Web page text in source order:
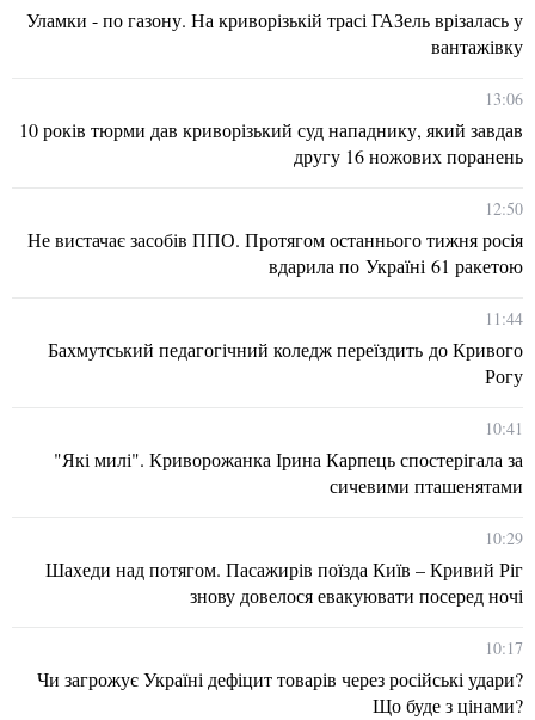
Уламки - по газону. На криворізькій трасі ГАЗель врізалась у
вантажівку
13:06
10 років тюрми дав криворізький суд нападнику, який завдав
другу 16 ножових поранень
12:50
Не вистачає засобів ППО. Протягом останнього тижня росія
вдарила по Україні 61 ракетою
11:44
Бахмутський педагогічний коледж переїздить до Кривого
Рогу
10:41
"Які милі". Криворожанка Ірина Карпець спостерігала за
сичевими пташенятами
10:29
Шахеди над потягом. Пасажирів поїзда Київ – Кривий Ріг
знову довелося евакуювати посеред ночі
10:17
Чи загрожує Україні дефіцит товарів через російські удари?
Що буде з цінами?